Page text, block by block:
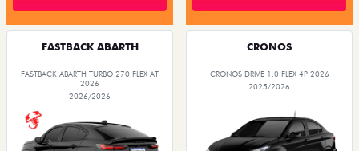
FASTBACK ABARTH
FASTBACK ABARTH TURBO 270 FLEX AT
2026
2026/2026
CRONOS
CRONOS DRIVE 1.0 FLEX 4P 2026
2025/2026